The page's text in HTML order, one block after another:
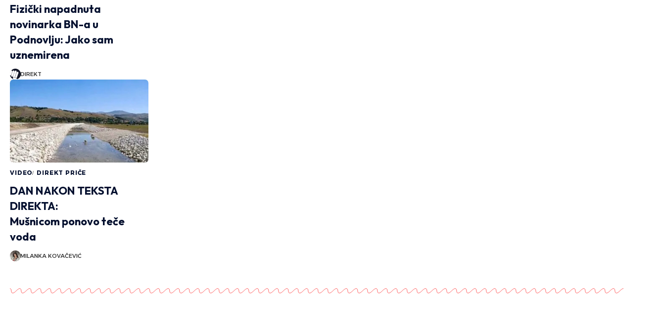
Fizički napadnuta
novinarka BN-a u
Podnovlju: Jako sam
uznemirena
DIREKT
VIDEO DIREKT PRIČE
DAN NAKON TEKSTA
DIREKTA:
Mušnicom ponovo teče
voda
MILANKA KOVAČEVIĆ